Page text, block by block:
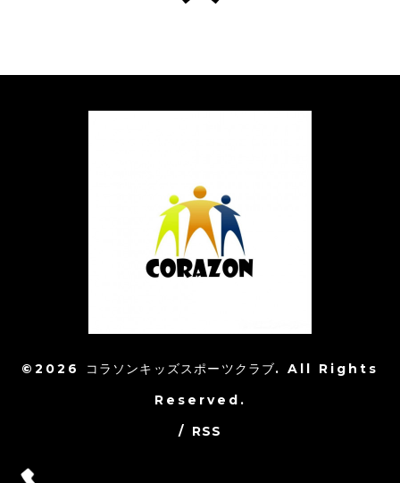
©2026 コラソンキッズスポーツクラブ. All Rights
Reserved.
/ RSS